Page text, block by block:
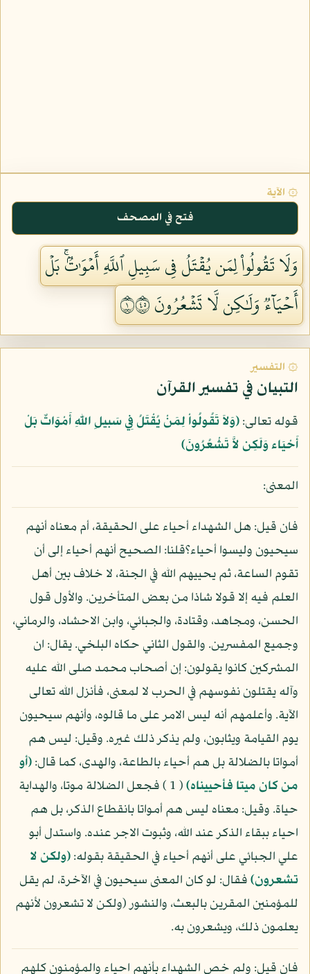
۞ الآية
فتح في المصحف
وَلَا تَقُولُواْ لِمَن يُقۡتَلُ فِي سَبِيلِ ٱللَّهِ أَمۡوَٰتُۢۚ بَلۡ
أَحۡيَآءٞ وَلَٰكِن لَّا تَشۡعُرُونَ ١٥٤
۞ التفسير
التبيان في تفسير القرآن
قوله تعالى:﴿وَلاَ تَقُولُواْ لِمَنْ يُقْتَلُ فِي سَبيلِ اللّهِ أَمْوَاتٌ بَلْ
أَحْيَاء وَلَكِن لاَّ تَشْعُرُونَ﴾
المعنى:
فان قيل: هل الشهداء أحياء على الحقيقة، أم معناه أنهم
سيحيون وليسوا أحياء؟قلنا: الصحيح أنهم أحياء إلى أن
تقوم الساعة، ثم يحييهم الله في الجنة، لا خلاف بين أهل
العلم فيه إلا قولا شاذا من بعض المتأخرين. والأول قول
الحسن، ومجاهد، وقتادة، والجبائي، وابن الاحشاد، والرماني،
وجميع المفسرين. والقول الثاني حكاه البلخي. يقال: ان
المشركين كانوا يقولون: إن أصحاب محمد صلى الله عليه
وآله يقتلون نفوسهم في الحرب لا لمعنى، فأنزل الله تعالى
الآية. وأعلمهم أنه ليس الامر على ما قالوه، وأنهم سيحيون
يوم القيامة ويثابون، ولم يذكر ذلك غيره. وقيل: ليس هم
أمواتا بالضلالة بل هم أحياء بالطاعة، والهدى، كما قال:(أو
من كان ميتا فأحييناه)
( 1 ) فجعل الضلالة موتا، والهداية
حياة. وقيل: معناه ليس هم أمواتا بانقطاع الذكر، بل هم
احياء ببقاء الذكر عند الله، وثبوت الاجر عنده. واستدل أبو
علي الجبائي على أنهم أحياء في الحقيقة بقوله:(ولكن لا
تشعرون)فقال: لو كان المعنى سيحيون في الآخرة، لم يقل
للمؤمنين المقرين بالبعث، والنشور (ولكن لا تشعرون لأنهم
يعلمون ذلك، ويشعرون به.
فان قيل: ولم خص الشهداء بأنهم احياء والمؤمنون كلهم